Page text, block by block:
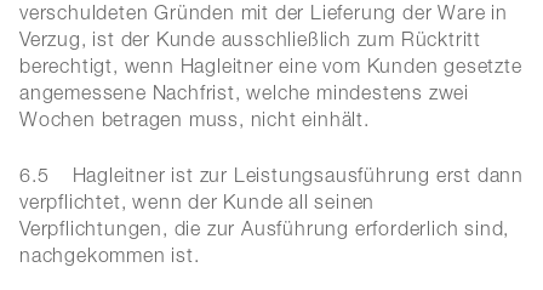
verschuldeten Gründen mit der Lieferung der Ware in
Verzug, ist der Kunde ausschließlich zum Rücktritt
berechtigt, wenn Hagleitner eine vom Kunden gesetzte
angemessene Nachfrist, welche mindestens zwei
Wochen betragen muss, nicht einhält.
6.5 Hagleitner ist zur Leistungsausführung erst dann
verpflichtet, wenn der Kunde all seinen
Verpflichtungen, die zur Ausführung erforderlich sind,
nachgekommen ist.